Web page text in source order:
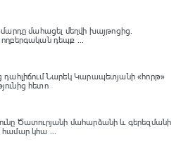
մահացել մեղվի խայթոցից.
դեպք ...
դահլիճում Նարեկ Կարապետյանի «հորթ»
հետո
Ծատուրյանի մահարձանի և գերեզմանի
կհա ...